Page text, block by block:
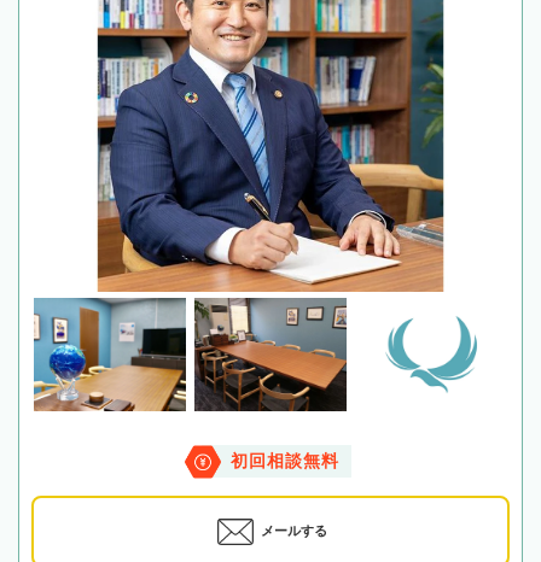
初回相談無料
メールする